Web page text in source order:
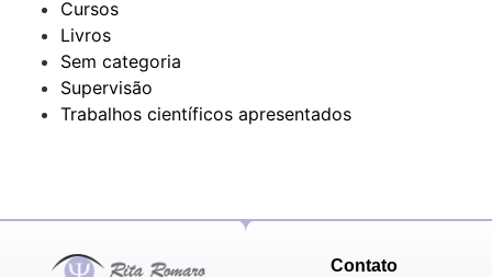
Cursos
Livros
Sem categoria
Supervisão
Trabalhos científicos apresentados
Contato